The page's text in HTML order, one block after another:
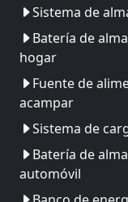
Sistema de
Batería de
hogar
Fuente de
acampar
Sistema de
Batería de
automóvil